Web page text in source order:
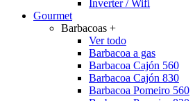
Inverter / Wifi
Gourmet
Barbacoas +
Ver todo
Barbacoa a gas
Barbacoa Cajón 560
Barbacoa Cajón 830
Barbacoa Pomeiro 560